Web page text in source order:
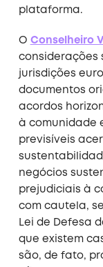
plataforma.
O Conselheiro
considerações
jurisdições
documentos
acordos
à comunidade
previsíveis
negócios
prejudiciais à
com cautela,
Lei de Defesa
que existem
são, de fato,